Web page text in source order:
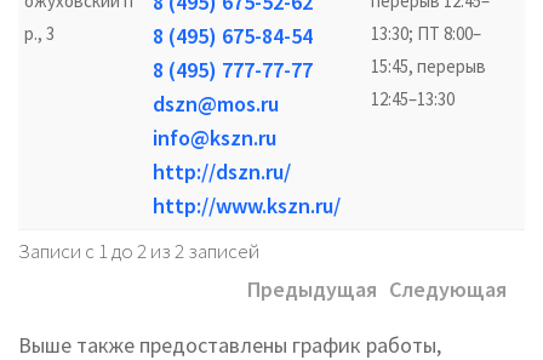
р., 3
8 (495) 675-84-54
8 (495) 777-77-77
dszn@mos.ru
info@kszn.ru
http://dszn.ru/
http://www.kszn.ru/
13:30; ПТ 8:00–
15:45, перерыв
12:45–13:30
Записи с 1 до 2 из 2 записей
Предыдущая Следующая
Выше также предоставлены график работы,